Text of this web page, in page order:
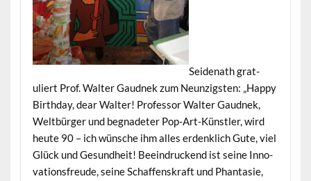
Sei­de­nath grat­
uliert Prof. Wal­ter Gaud­nek zum Neun­zig­sten: „Hap­py
Birth­day, dear Wal­ter! Pro­fes­sor Wal­ter Gaud­nek,
Welt­bürg­er und beg­nade­ter Pop-Art-Kün­stler, wird
heute 90 – ich wün­sche ihm alles erden­klich Gute, viel
Glück und Gesund­heit! Beein­druck­end ist seine Inno­
va­tions­freude, seine Schaf­fen­skraft und Phan­tasie,